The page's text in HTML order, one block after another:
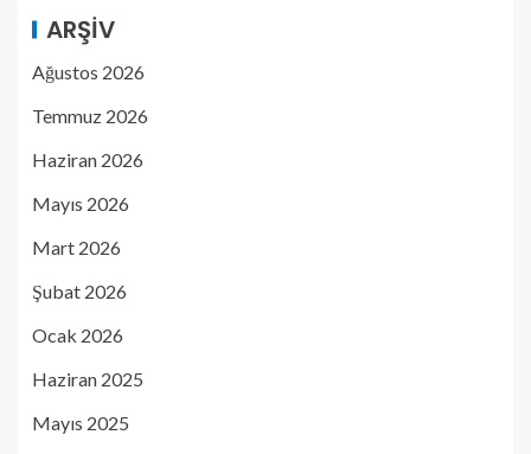
ARŞIV
Ağustos 2026
Temmuz 2026
Haziran 2026
Mayıs 2026
Mart 2026
Şubat 2026
Ocak 2026
Haziran 2025
Mayıs 2025